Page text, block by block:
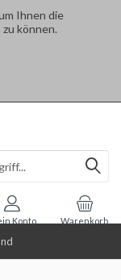
Ihnen die
können.
Warenkorb
Konto